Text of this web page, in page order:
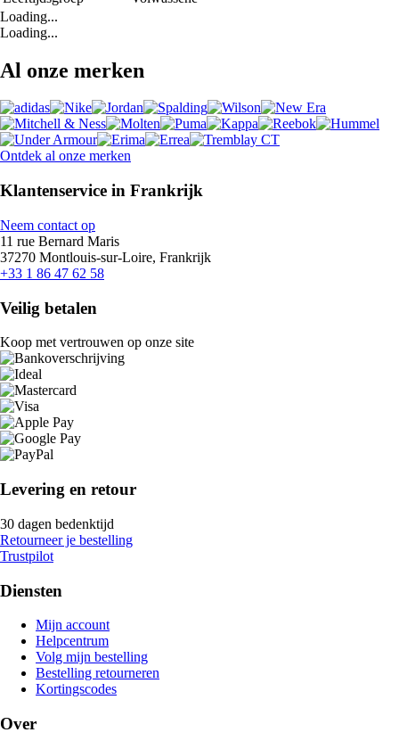
Loading...
Loading...
Al onze merken
Ontdek al onze merken
Klantenservice in Frankrijk
Neem contact op
11 rue Bernard Maris
37270 Montlouis-sur-Loire, Frankrijk
+33 1 86 47 62 58
Veilig betalen
Koop met vertrouwen op onze site
Levering en retour
30 dagen bedenktijd
Retourneer je bestelling
Trustpilot
Diensten
Mijn account
Helpcentrum
Volg mijn bestelling
Bestelling retourneren
Kortingscodes
Over